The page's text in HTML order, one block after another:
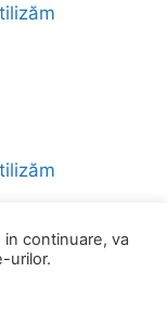
• Construit cu
continuare, va
urilor.